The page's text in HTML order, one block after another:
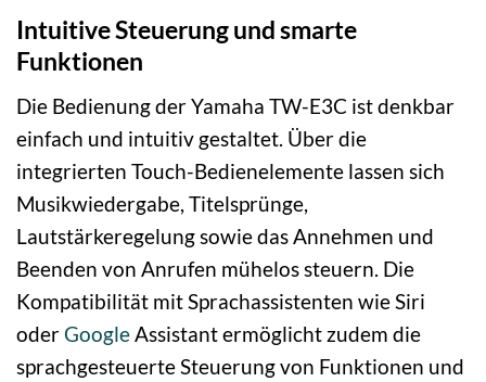
Intuitive Steuerung und smarte
Funktionen
Die Bedienung der Yamaha TW-E3C ist denkbar
einfach und intuitiv gestaltet. Über die
integrierten Touch-Bedienelemente lassen sich
Musikwiedergabe, Titelsprünge,
Lautstärkeregelung sowie das Annehmen und
Beenden von Anrufen mühelos steuern. Die
Kompatibilität mit Sprachassistenten wie Siri
oderGoogleAssistant ermöglicht zudem die
sprachgesteuerte Steuerung von Funktionen und